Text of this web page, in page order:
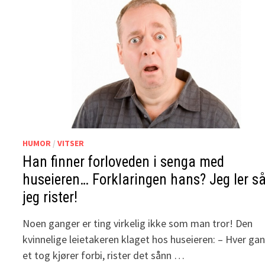
HUMOR /VITSER
Han finner forloveden i senga med
huseieren… Forklaringen hans? Jeg ler
jeg rister!
Noen ganger er ting virkelig ikke som man tror! Den
kvinnelige leietakeren klaget hos huseieren: – Hver
et tog kjører forbi, rister det sånn …